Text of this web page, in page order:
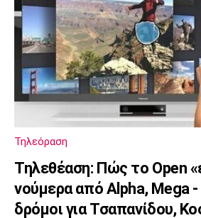
Τηλεόραση
Τηλεθέαση: Πώς το Open
νούμερα από Alpha, Mega -
δρόμοι για Τσαπανίδου,